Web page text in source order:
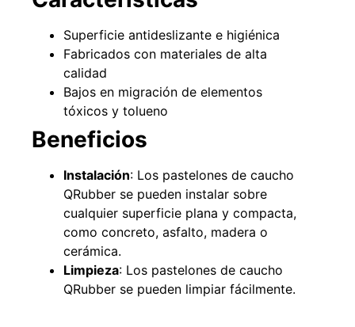
Superficie antideslizante e higiénica
Fabricados con materiales de alta
calidad
Bajos en migración de elementos
tóxicos y tolueno
Beneficios
Instalación: Los pastelones de caucho
QRubber se pueden instalar sobre
cualquier superficie plana y compacta,
como concreto, asfalto, madera o
cerámica.
Limpieza: Los pastelones de caucho
QRubber se pueden limpiar fácilmente.
Empaquetadura 3/16"
4.8mm neopreno con 1 tela
3.5MP
$803.797
Agregar al carrito